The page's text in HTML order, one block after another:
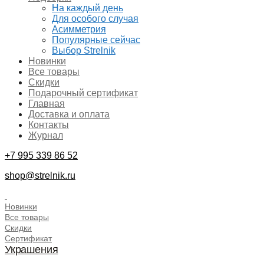
На каждый день
Для особого случая
Асимметрия
Популярные сейчас
Выбор Strelnik
Новинки
Все товары
Скидки
Подарочный сертификат
Главная
Доставка и оплата
Контакты
Журнал
+7 995 339 86 52
shop@strelnik.ru
Новинки
Все товары
Скидки
Сертификат
Украшения